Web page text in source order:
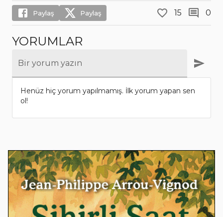
Paylaş Paylaş 15 0
YORUMLAR
Bir yorum yazın
Henüz hiç yorum yapılmamış. İlk yorum yapan sen
ol!